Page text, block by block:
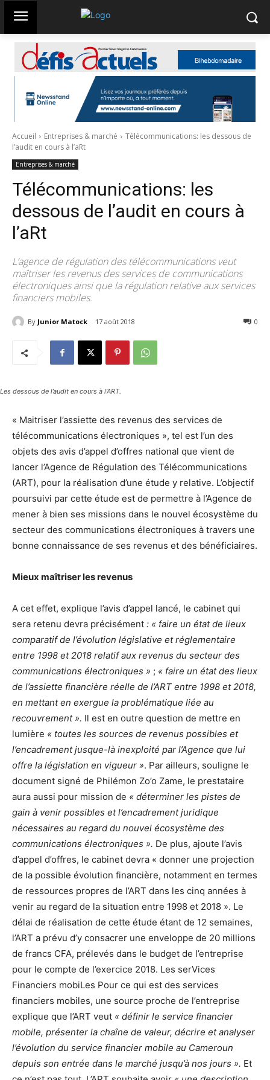
Accueil Entreprises & marché
Télécommunications: les dessous de
l’audit en cours à l’aRt
Entreprises & marché
Télécommunications: les
dessous de l’audit en cours à
l’aRt
L’agence de régulation des télécommunications veut
maîtriser les revenus des services de communications
électroniques ainsi que la régulation relative aux services
financiers mobiles.
By Junior Matock 17 août 2018 0
Les dessous de l’audit en cours à l’ART.
« Maitriser l’assiette des revenus des services de
télécommunications électroniques », tel est l’un des
objets des avis d’appel d’offres national que vient de
lancer l’Agence de Régulation des Télécommunications
(ART), pour la réalisation d’une étude y relative. L’objectif
poursuivi par cette étude est de permettre à l’Agence de
mener à bien ses missions dans le nouvel écosystème du
secteur des communications électroniques à travers une
bonne connaissance de ses revenus et des bénéficiaires.
Mieux maîtriser les revenus
A cet effet, explique l’avis d’appel lancé, le cabinet qui
sera retenu devra précisément : « faire un état de lieux
comparatif de l’évolution législative et réglementaire
entre 1998 et 2018 relatif aux revenus du secteur des
communications électroniques » ; « faire un état des lieux
de l’assiette financière réelle de l’ART entre 1998 et 2018,
en mettant en exergue la problématique liée au
recouvrement ». Il est en outre question de mettre en
lumière « toutes les sources de revenus possibles et
l’encadrement jusque-là inexploité par l’Agence que lui
offre la législation en vigueur ». Par ailleurs, souligne le
document signé de Philémon Zo’o Zame, le prestataire
aura aussi pour mission de « déterminer les pistes de
gain à venir possibles et l’encadrement juridique
nécessaires au regard du nouvel écosystème des
communications électroniques ». De plus, ajoute l’avis
d’appel d’offres, le cabinet devra « donner une projection
de la possible évolution financière, notamment en termes
de ressources propres de l’ART dans les cinq années à
venir au regard de la situation entre 1998 et 2018 ». Le
délai de réalisation de cette étude étant de 12 semaines,
l’ART a prévu d’y consacrer une enveloppe de 20 millions
de francs CFA, prélevés dans le budget de l’entreprise
pour le compte de l’exercice 2018. Les serVices
Financiers mobiLes Pour ce qui est des services
financiers mobiles, une source proche de l’entreprise
explique que l’ART veut « définir le service financier
mobile, présenter la chaîne de valeur, décrire et analyser
l’évolution du service financier mobile au Cameroun
depuis son entrée dans le marché jusqu’à nos jours ». Et